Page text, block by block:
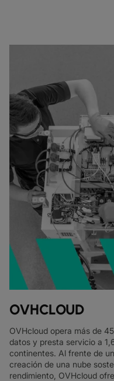
OVHCLOUD
OVHcloud opera más de
datos y presta servicio a
continentes. Al frente de
creación de una nube
rendimiento, OVHcloud